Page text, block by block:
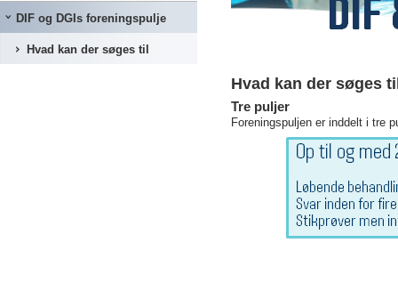
DIF og DGIs foreningspulje
Hvad kan der søges til
Hvad kan der søges
Tre puljer
Foreningspuljen er inddelt i tre